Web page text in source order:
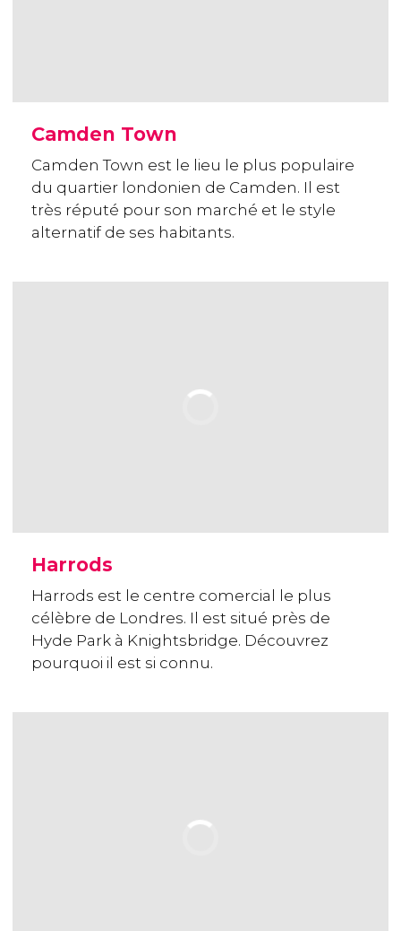
Camden Town
Camden Town est le lieu le plus populaire
du quartier londonien de Camden. Il est
très réputé pour son marché et le style
alternatif de ses habitants.
Harrods
Harrods est le centre comercial le plus
célèbre de Londres. Il est situé près de
Hyde Park à Knightsbridge. Découvrez
pourquoi il est si connu.